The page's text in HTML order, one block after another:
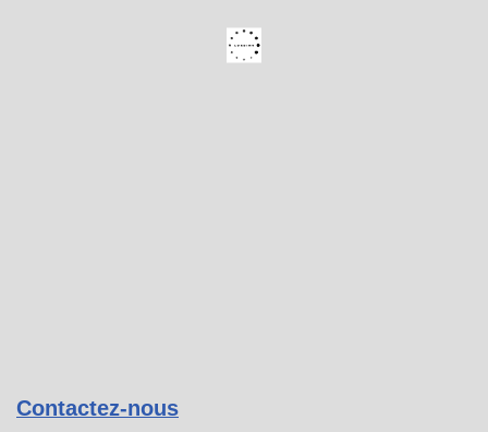
Contactez-nous